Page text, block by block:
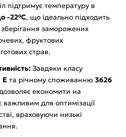
підтримує температуру в
-22°C, що ідеально підходить
заморожених
фруктових
страв.
Завдяки класу
E та річному споживанню 3626
економити на
важливим для оптимізації
враховуючи низькі